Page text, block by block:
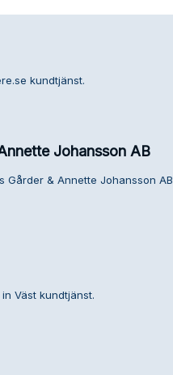
kundtjänst.
Johansson AB
Gårder & Annette Johansson AB
Väst kundtjänst.